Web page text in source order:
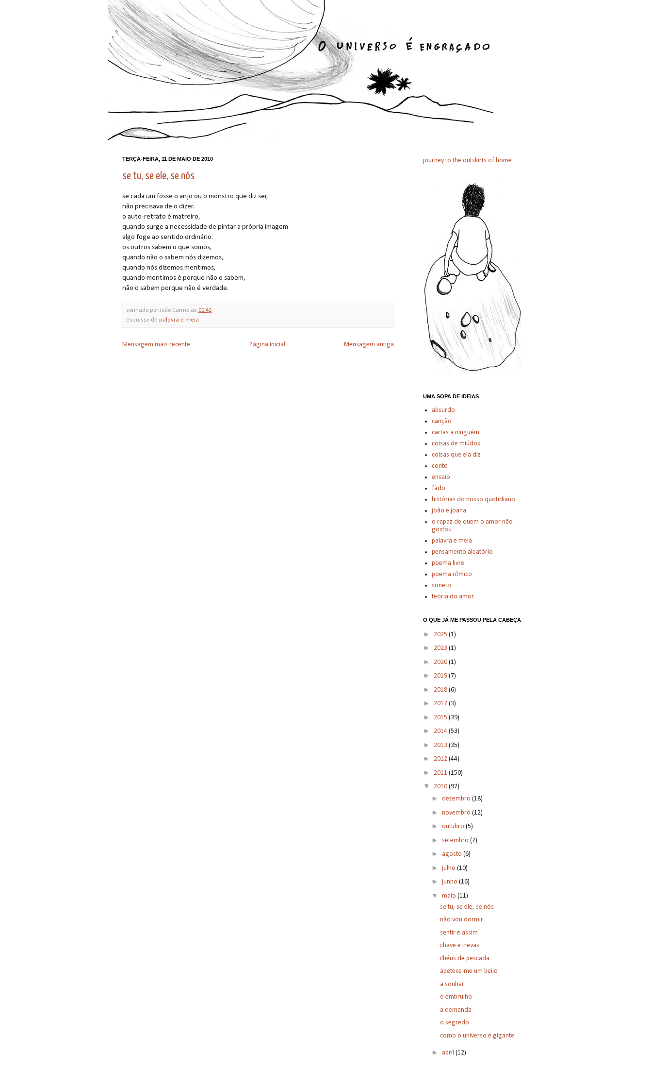
TERÇA-FEIRA, 11 DE MAIO DE 2010
se tu, se ele, se nós
se cada um fosse o anjo ou o monstro que diz ser,
não precisava de o dizer.
o auto-retrato é matreiro,
quando surge a necessidade de pintar a própria imagem
algo foge ao sentido ordinário.
os outros sabem o que somos,
quando não o sabem nós dizemos,
quando nós dizemos mentimos,
quando mentimos é porque não o sabem,
não o sabem porque não é verdade.
sonhado por João Carmo às 00:42
esquisso de palavra e meia
Mensagem mais recente Mensagem antiga
Página inicial
journey to the outskirts of home
UMA SOPA DE IDEIAS
absurdo
canção
cartas a ninguém
coisas de miúdos
coisas que ela diz
conto
ensaio
fado
histórias do nosso quotidiano
joão e joana
o rapaz de quem o amor não
gostou
palavra e meia
pensamento aleatório
poema livre
poema rítmico
soneto
teoria do amor
O QUE JÁ ME PASSOU PELA CABEÇA
► 2025 (1)
► 2023 (1)
► 2020 (1)
► 2019 (7)
► 2018 (6)
► 2017 (3)
► 2015 (39)
► 2014 (53)
► 2013 (35)
► 2012 (44)
► 2011 (150)
▼ 2010 (97)
► dezembro (18)
► novembro (12)
► outubro (5)
► setembro (7)
► agosto (6)
► julho (10)
► junho (16)
▼ maio (11)
se tu, se ele, se nós
não vou dormir
sentir é assim
chave e trevas
ilhéus de pescada
apetece-me um beijo
a sonhar
o embrulho
a demanda
o segredo
como o universo é gigante
► abril (12)